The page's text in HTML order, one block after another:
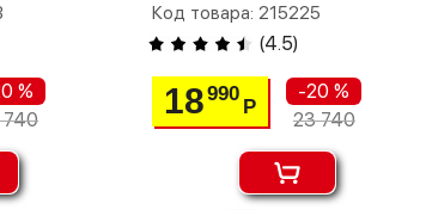
%
740
Код товара: 215225
(4.5)
18990
Р
-20 %
23 740